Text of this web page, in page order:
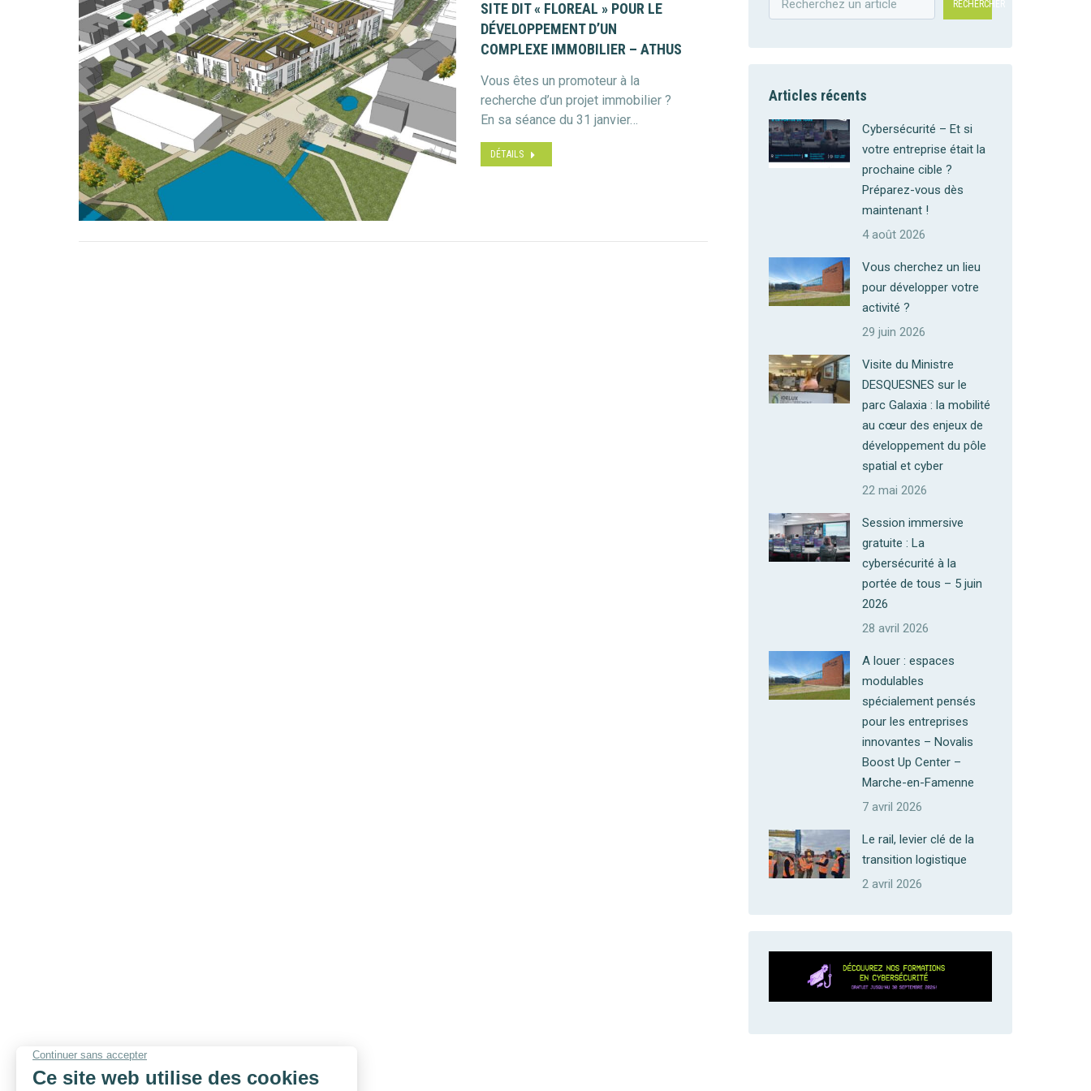
SITE DIT « FLOREAL » POUR LE
DÉVELOPPEMENT D’UN
COMPLEXE IMMOBILIER – ATHUS
Vous êtes un promoteur à la
recherche d’un projet immobilier ?
En sa séance du 31 janvier…
DÉTAILS
RECHERCHER
Articles récents
Cybersécurité – Et si
votre entreprise était la
prochaine cible ?
Préparez-vous dès
maintenant !
4 août 2026
Vous cherchez un lieu
pour développer votre
activité ?
29 juin 2026
Visite du Ministre
DESQUESNES sur le
parc Galaxia : la mobilité
au cœur des enjeux de
développement du pôle
spatial et cyber
22 mai 2026
Session immersive
gratuite : La
cybersécurité à la
portée de tous – 5 juin
2026
28 avril 2026
A louer : espaces
modulables
spécialement pensés
pour les entreprises
innovantes – Novalis
Boost Up Center –
Marche-en-Famenne
7 avril 2026
Le rail, levier clé de la
transition logistique
2 avril 2026